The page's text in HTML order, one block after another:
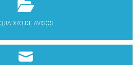
QUADRO DE AVISOS